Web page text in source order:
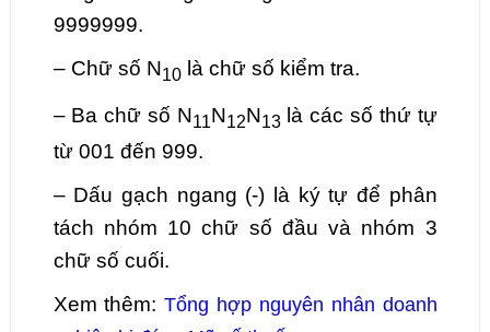
9999999.
– Chữ số N10là chữ số kiểm tra.
– Ba chữ số N11N12N13 là các số thứ tự
từ 001 đến 999.
– Dấu gạch ngang (-) là ký tự để phân
tách nhóm 10 chữ số đầu và nhóm 3
chữ số cuối.
Xem thêm:Tổng hợp nguyên nhân doanh